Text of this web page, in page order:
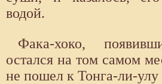
водой.
Фака-хоко,
остался на том самом
не пошел к Тонга-ли-